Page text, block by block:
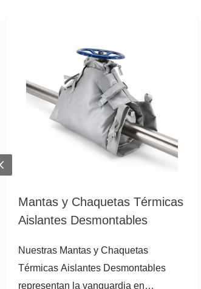
Mantas y Chaquetas Térmicas
Aislantes Desmontables
Nuestras Mantas y Chaquetas
Térmicas Aislantes Desmontables
representan la vanguardia en
Previous